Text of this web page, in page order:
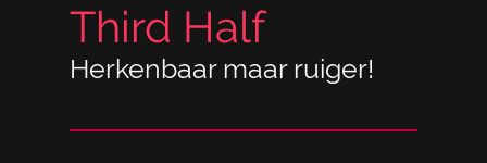
Third Half
Herkenbaar maar ruiger!